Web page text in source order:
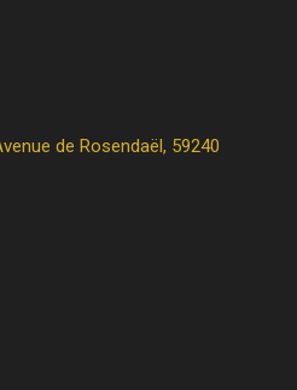
de Rosendaël, 59240